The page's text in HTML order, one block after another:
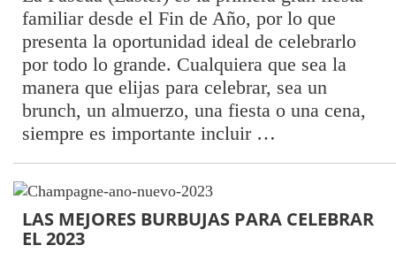
familiar desde el Fin de Año, por lo que
presenta la oportunidad ideal de celebrarlo
por todo lo grande. Cualquiera que sea la
manera que elijas para celebrar, sea un
brunch, un almuerzo, una fiesta o una cena,
siempre es importante incluir …
LAS MEJORES BURBUJAS PARA CELEBRAR
EL 2023